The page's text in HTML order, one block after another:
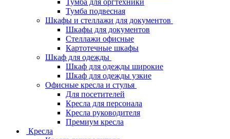
Тумба подвесная
Шкафы и стеллажи для документов
Шкафы для документов
Стеллажи офисные
Картотечные шкафы
Шкаф для одежды
Шкаф для одежды широкие
Шкаф для одежды узкие
Офисные кресла и стулья
Для посетителей
Кресла для персонала
Кресла руководителя
Премиум кресла
Кресла